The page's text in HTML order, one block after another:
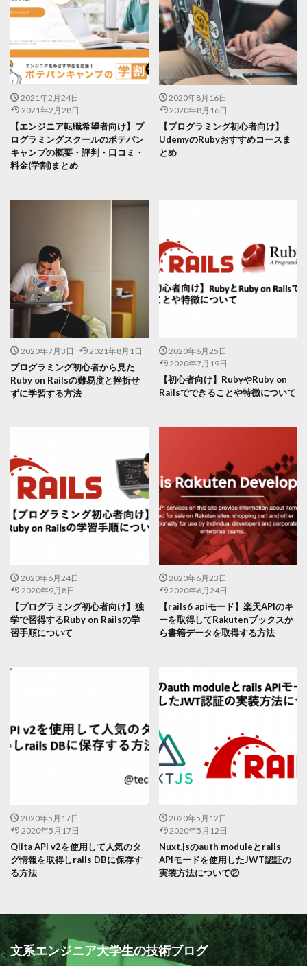
2021年2月24日
2021年2月28日
【エンジニア転職希望者向け】プ
ログラミングスクールのポテパン
キャンプの概要・評判・口コミ・
料金(学割)まとめ
2020年8月16日
2020年8月16日
【プログラミング初心者向け】
UdemyのRubyおすすめコースま
とめ
2020年7月3日 2021年8月1日
プログラミング初心者から見た
Ruby on Railsの難易度と挫折せ
ずに学習する方法
2020年6月25日
2020年7月19日
【初心者向け】RubyやRuby on
Railsでできることや特徴について
2020年6月24日
2020年9月8日
【プログラミング初心者向け】独
学で習得するRuby on Railsの学
習手順について
2020年6月23日
2020年6月24日
【rails6 apiモード】楽天APIのキ
ーを取得してRakutenブックスか
ら書籍データを取得する方法
2020年5月17日
2020年5月17日
Qiita API v2を使用して人気のタ
グ情報を取得しrails DBに保存す
る方法
2020年5月12日
2020年5月12日
Nuxt.jsのauth moduleとrails
APIモードを使用したJWT認証の
実装方法について②
文系エンジニア大学生の技術ブログ